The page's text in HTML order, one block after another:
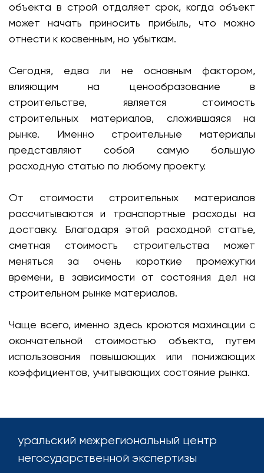
объекта в строй отдаляет срок, когда объект
может начать приносить прибыль, что можно
отнести к косвенным, но убыткам.
Сегодня, едва ли не основным фактором,
влияющим на ценообразование в
строительстве, является стоимость
строительных материалов, сложившаяся на
рынке. Именно строительные материалы
представляют собой самую большую
расходную статью по любому проекту.
От стоимости строительных материалов
рассчитываются и транспортные расходы на
доставку. Благодаря этой расходной статье,
сметная стоимость строительства может
меняться за очень короткие промежутки
времени, в зависимости от состояния дел на
строительном рынке материалов.
Чаще всего, именно здесь кроются махинации с
окончательной стоимостью объекта, путем
использования повышающих или понижающих
коэффициентов, учитывающих состояние рынка.
уральский межрегиональный центр
негосударственной экспертизы